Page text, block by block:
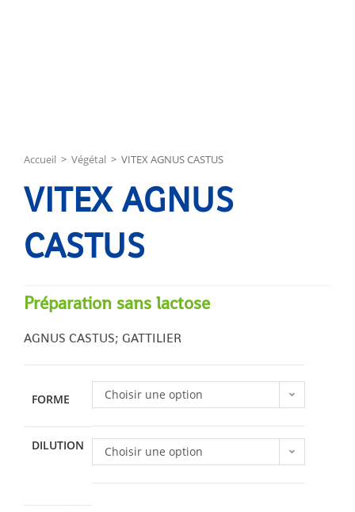
Accueil > Végétal > VITEX AGNUS CASTUS
VITEX AGNUS
CASTUS
Préparation sans lactose
AGNUS CASTUS; GATTILIER
FORME Choisir une option
DILUTION Choisir une option